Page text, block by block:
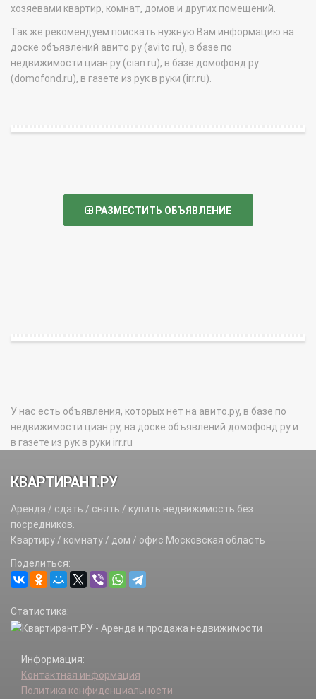
хозяевами квартир, комнат, домов и других помещений.
Так же рекомендуем поискать нужную Вам информацию на
доске объявлений авито.ру (avito.ru), в базе по
недвижимости циан.ру (cian.ru), в базе домофонд.ру
(domofond.ru), в газете из рук в руки (irr.ru).
РАЗМЕСТИТЬ ОБЪЯВЛЕНИЕ
У нас есть объявления, которых нет на авито.ру, в базе по
недвижимости циан.ру, на доске объявлений домофонд.ру и
в газете из рук в руки irr.ru
КВАРТИРАНТ.РУ
Аренда / сдать / снять / купить недвижимость без
посредников.
Квартиру / комнату / дом / офис Московская область
Поделиться:
Статистика:
Информация:
Контактная информация
Политика конфиденциальности